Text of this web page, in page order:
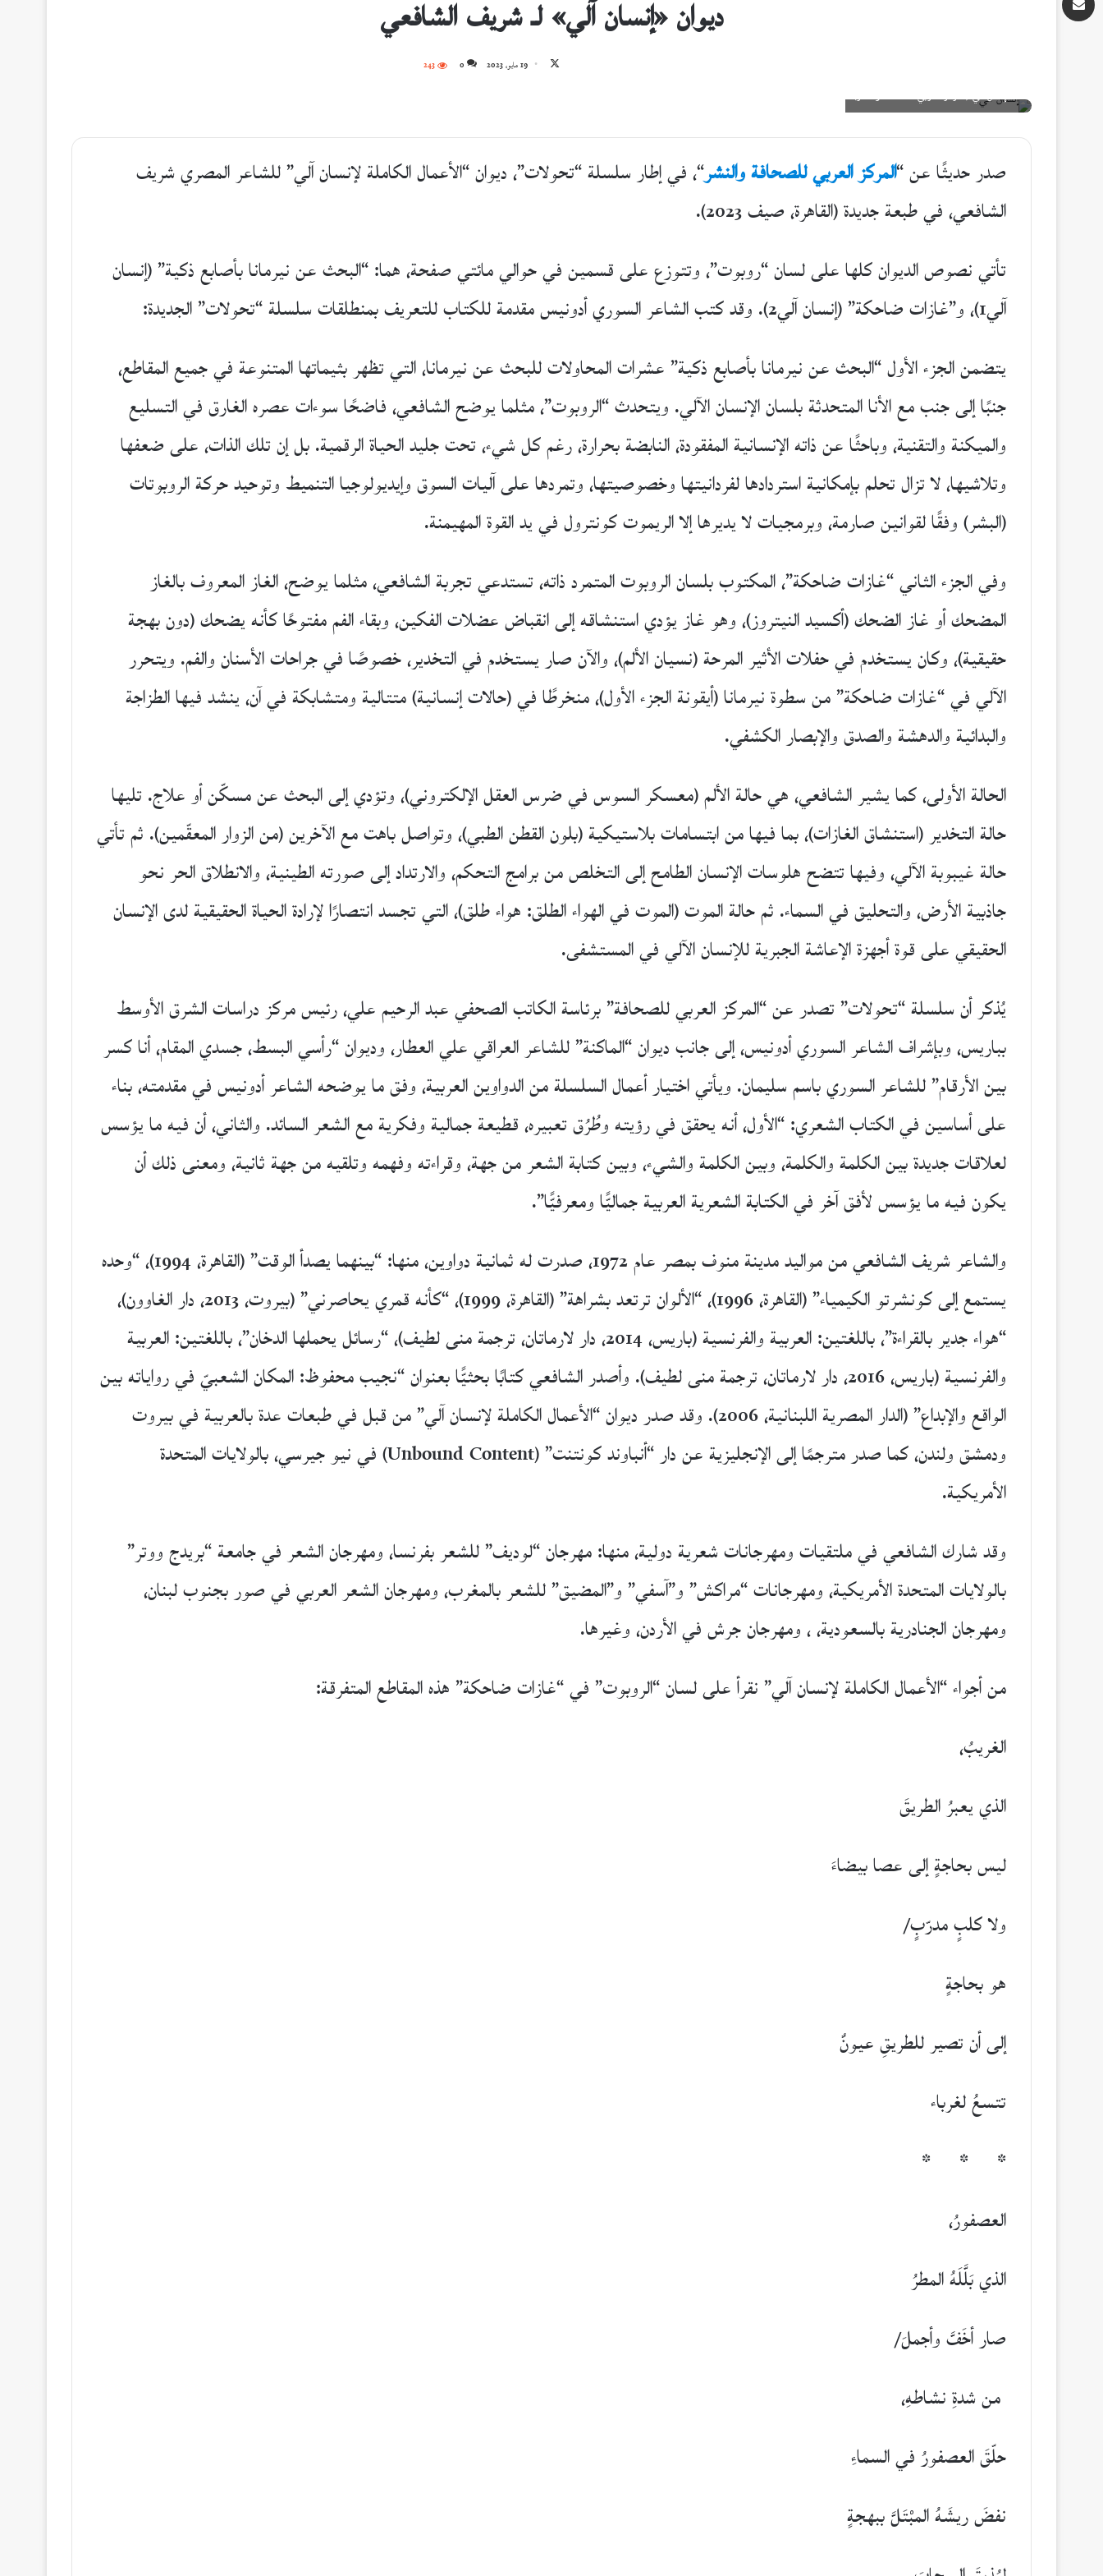
ديوان «إنسان آلي» لـ شريف الشافعي
19 مايو، 2023 0
243
إنسان آلي (المركز العربي للصحافة والنشر)
صدر حديثًا عن “المركز العربي للصحافة والنشر“، في إطار سلسلة “تحولات”، ديوان “الأعمال الكاملة لإنسان آلي” للشاعر المصري شريف
الشافعي، في طبعة جديدة (القاهرة، صيف 2023).
تأتي نصوص الديوان كلها على لسان “روبوت”، وتتوزع على قسمين في حوالي مائتي صفحة، هما: “البحث عن نيرمانا بأصابع ذكية” (إنسان
آلي1)، و”غازات ضاحكة” (إنسان آلي2). وقد كتب الشاعر السوري أدونيس مقدمة للكتاب للتعريف بمنطلقات سلسلة “تحولات” الجديدة:
يتضمن الجزء الأول “البحث عن نيرمانا بأصابع ذكية” عشرات المحاولات للبحث عن نيرمانا، التي تظهر بثيماتها المتنوعة في جميع المقاطع،
جنبًا إلى جنب مع الأنا المتحدثة بلسان الإنسان الآلي. ويتحدث “الروبوت”، مثلما يوضح الشافعي، فاضحًا سوءات عصره الغارق في التسليع
والميكنة والتقنية، وباحثًا عن ذاته الإنسانية المفقودة، النابضة بحرارة، رغم كل شيء، تحت جليد الحياة الرقمية. بل إن تلك الذات، على ضعفها
وتلاشيها، لا تزال تحلم بإمكانية استردادها لفردانيتها وخصوصيتها، وتمردها على آليات السوق وإيديولوجيا التنميط وتوحيد حركة الروبوتات
(البشر) وفقًا لقوانين صارمة، وبرمجيات لا يديرها إلا الريموت كونترول في يد القوة المهيمنة.
وفي الجزء الثاني “غازات ضاحكة”، المكتوب بلسان الروبوت المتمرد ذاته، تستدعي تجربة الشافعي، مثلما يوضح، الغاز المعروف بالغاز
المضحك أو غاز الضحك (أكسيد النيتروز)، وهو غاز يؤدي استنشاقه إلى انقباض عضلات الفكين، وبقاء الفم مفتوحًا كأنه يضحك (دون بهجة
حقيقية)، وكان يستخدم في حفلات الأثير المرحة (نسيان الألم)، والآن صار يستخدم في التخدير، خصوصًا في جراحات الأسنان والفم. ويتحرر
الآلي في “غازات ضاحكة” من سطوة نيرمانا (أيقونة الجزء الأول)، منخرطًا في (حالات إنسانية) متتالية ومتشابكة في آن، ينشد فيها الطزاجة
والبدائية والدهشة والصدق والإبصار الكشفي.
الحالة الأولى، كما يشير الشافعي، هي حالة الألم (معسكر السوس في ضرس العقل الإلكتروني)، وتؤدي إلى البحث عن مسكّن أو علاج. تليها
حالة التخدير (استنشاق الغازات)، بما فيها من ابتسامات بلاستيكية (بلون القطن الطبي)، وتواصل باهت مع الآخرين (من الزوار المعقّمين). ثم تأتي
حالة غيبوبة الآلي، وفيها تتضح هلوسات الإنسان الطامح إلى التخلص من برامج التحكم، والارتداد إلى صورته الطينية، والانطلاق الحر نحو
جاذبية الأرض، والتحليق في السماء. ثم حالة الموت (الموت في الهواء الطلق: هواء طلق)، التي تجسد انتصارًا لإرادة الحياة الحقيقية لدى الإنسان
الحقيقي على قوة أجهزة الإعاشة الجبرية للإنسان الآلي في المستشفى.
يُذكر أن سلسلة “تحولات” تصدر عن “المركز العربي للصحافة” برئاسة الكاتب الصحفي عبد الرحيم علي، رئيس مركز دراسات الشرق الأوسط
بباريس، وبإشراف الشاعر السوري أدونيس، إلى جانب ديوان “الماكنة” للشاعر العراقي علي العطار، وديوان “رأسي البسط، جسدي المقام، أنا كسر
بين الأرقام” للشاعر السوري باسم سليمان. ويأتي اختيار أعمال السلسلة من الدواوين العربية، وفق ما يوضحه الشاعر أدونيس في مقدمته، بناء
على أساسين في الكتاب الشعري: “الأول، أنه يحقق في رؤيته وطُرُق تعبيره، قطيعة جمالية وفكرية مع الشعر السائد. والثاني، أن فيه ما يؤسس
لعلاقات جديدة بين الكلمة والكلمة، وبين الكلمة والشيء، وبين كتابة الشعر من جهة، وقراءته وفهمه وتلقيه من جهة ثانية، ومعنى ذلك أن
يكون فيه ما يؤسس لأفق آخر في الكتابة الشعرية العربية جماليًّا ومعرفيًّا”.
والشاعر شريف الشافعي من مواليد مدينة منوف بمصر عام 1972، صدرت له ثمانية دواوين، منها: “بينهما يصدأ الوقت” (القاهرة، 1994)، “وحده
يستمع إلى كونشرتو الكيمياء” (القاهرة، 1996)، “الألوان ترتعد بشراهة” (القاهرة، 1999)، “كأنه قمري يحاصرني” (بيروت، 2013، دار الغاوون)،
“هواء جدير بالقراءة”، باللغتين: العربية والفرنسية (باريس، 2014، دار لارماتان، ترجمة منى لطيف)، “رسائل يحملها الدخان”، باللغتين: العربية
والفرنسية (باريس، 2016، دار لارماتان، ترجمة منى لطيف). وأصدر الشافعي كتابًا بحثيًّا بعنوان “نجيب محفوظ: المكان الشعبيّ في رواياته بين
الواقع والإبداع” (الدار المصرية اللبنانية، 2006). وقد صدر ديوان “الأعمال الكاملة لإنسان آلي” من قبل في طبعات عدة بالعربية في بيروت
ودمشق ولندن، كما صدر مترجمًا إلى الإنجليزية عن دار “أنباوند كونتنت” (Unbound Content) في نيو جيرسي، بالولايات المتحدة
الأمريكية.
وقد شارك الشافعي في ملتقيات ومهرجانات شعرية دولية، منها: مهرجان “لوديف” للشعر بفرنسا، ومهرجان الشعر في جامعة “بريدج ووتر”
بالولايات المتحدة الأمريكية، ومهرجانات “مراكش” و”آسفي” و”المضيق” للشعر بالمغرب، ومهرجان الشعر العربي في صور بجنوب لبنان،
ومهرجان الجنادرية بالسعودية، ، ومهرجان جرش في الأردن، وغيرها.
من أجواء “الأعمال الكاملة لإنسان آلي” نقرأ على لسان “الروبوت” في “غازات ضاحكة” هذه المقاطع المتفرقة:
الغريبُ،
الذي يعبرُ الطريقَ
ليس بحاجةٍ إلى عصا بيضاءَ
ولا كلبٍ مدرّبٍ/
هو بحاجةٍ
إلى أن تصير للطريقِ عيونٌ
تتسعُ لغرباء
* * *
العصفورُ،
الذي بَلَّلَهُ المطرُ
صار أخَفَّ وأجملَ/
من شدةِ نشاطهِ،
حلّقَ العصفورُ في السماءِ
نفضَ ريشَهُ المبْتَلَّ ببهجةٍ